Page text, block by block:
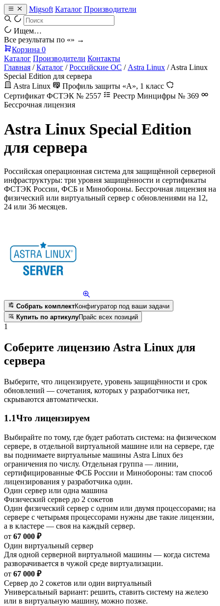
Migsoft Каталог Производители
Ищем…
Все результаты по «» →
Корзина 0
Каталог Производители Контакты
Главная / Каталог / Российские ОС / Astra Linux / Astra Linux
Special Edition для сервера
Astra Linux
Профиль защиты «А», 1 класс
Сертификат ФСТЭК № 2557
Реестр Минцифры № 369
Бессрочная лицензия
Astra Linux Special Edition
для сервера
Российская операционная система для защищённой серверной
инфраструктуры: три уровня защищённости и сертификаты
ФСТЭК России, ФСБ и Минобороны. Бессрочная лицензия на
физический или виртуальный сервер с обновлениями на 12,
24 или 36 месяцев.
Собрать комплектКонфигуратор под ваши задачи
Купить по артикулуПрайс всех позиций
1
Соберите лицензию Astra Linux для
сервера
Выберите, что лицензируете, уровень защищённости и срок
обновлений — сочетания, которых у разработчика нет,
скрываются автоматически.
1.1Что лицензируем
Выбирайте по тому, где будет работать система: на физическом
сервере, в отдельной виртуальной машине или на сервере, где
вы поднимаете виртуальные машины Astra Linux без
ограничения по числу. Отдельная группа — линии,
сертифицированные ФСБ России и Минобороны: там способ
лицензирования у разработчика один.
Один сервер или одна машина
Физический сервер до 2 сокетов
Один физический сервер с одним или двумя процессорами; на
сервере с четырьмя процессорами нужны две такие лицензии,
а в кластере — своя на каждый сервер.
от 67 000 ₽
Один виртуальный сервер
Для одной серверной виртуальной машины — когда система
разворачивается в чужой среде виртуализации.
от 67 000 ₽
Сервер до 2 сокетов или один виртуальный
Универсальный вариант: решить, ставить систему на железо
или в виртуальную машину, можно позже.